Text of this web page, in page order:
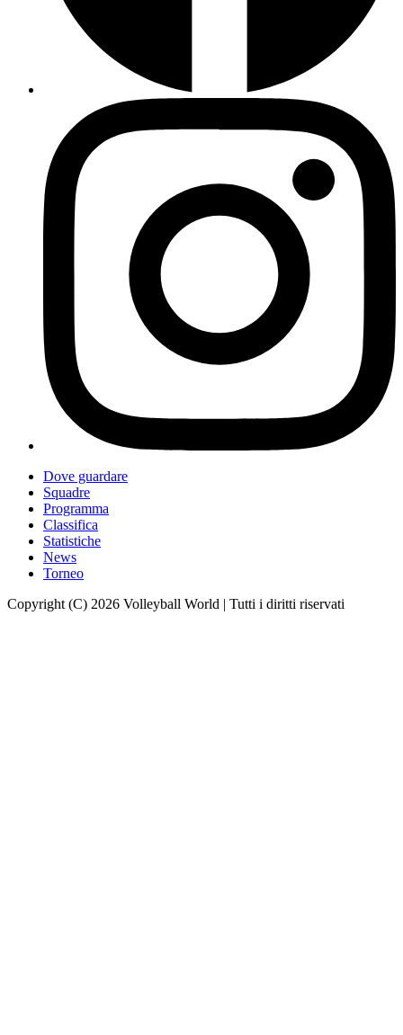
Dove guardare
Squadre
Programma
Classifica
Statistiche
News
Torneo
Copyright (C) 2026 Volleyball World | Tutti i diritti riservati